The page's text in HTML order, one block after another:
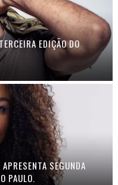
EDIÇÃO DO
SEGUNDA
PAULO.